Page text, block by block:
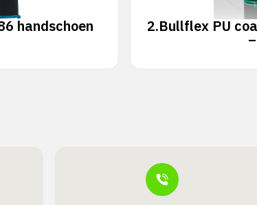
handschoen 2.Bullflex PU